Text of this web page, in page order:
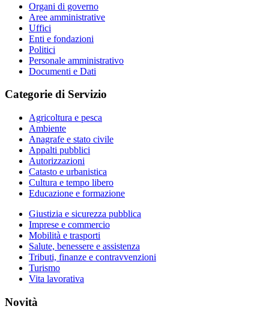
Organi di governo
Aree amministrative
Uffici
Enti e fondazioni
Politici
Personale amministrativo
Documenti e Dati
Categorie di Servizio
Agricoltura e pesca
Ambiente
Anagrafe e stato civile
Appalti pubblici
Autorizzazioni
Catasto e urbanistica
Cultura e tempo libero
Educazione e formazione
Giustizia e sicurezza pubblica
Imprese e commercio
Mobilità e trasporti
Salute, benessere e assistenza
Tributi, finanze e contravvenzioni
Turismo
Vita lavorativa
Novità